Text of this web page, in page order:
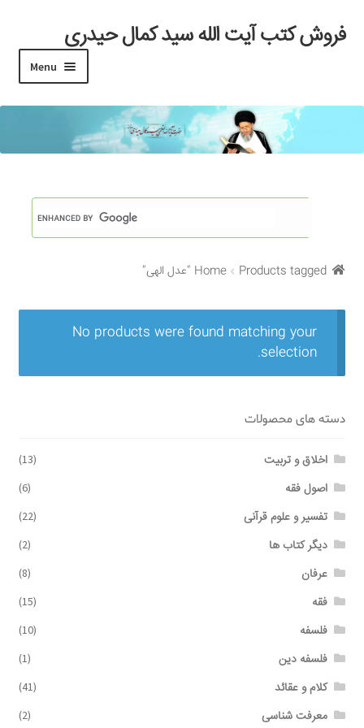
Skip
to
Skip
to
فروش کتب آیت الله سید کمال حیدری
Menu
خانه
#97 (بدون عنوان)
Checkout
My account
Search Results
Shop
برگه نمونه
بلاگ
پرداخت
تماس با ما
ثبت شکایات
حساب کاربری من
درباره ما
Home Products tagged “عدل الهی”
No products were found matching your
selection.
دسته های محصولات
اخلاق و تربیت (13)
اصول فقه (6)
تفسیر و علوم قرآنی (22)
دیگر کتاب ها (2)
عرفان (8)
فقه (15)
فلسفه (10)
فلسفه دین (1)
کلام و عقائد (41)
معرفت شناسی (2)